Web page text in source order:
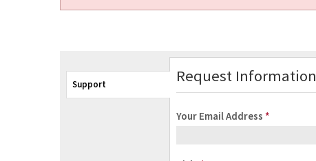
Support Request Information
Your Email Address *